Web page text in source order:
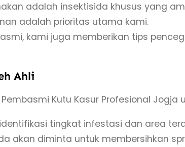
adalah insektisida khusus yang
adalah prioritas utama kami.
kami juga memberikan tips
Ahli
Kutu Kasur Profesional Jogja
tingkat infestasi dan area
akan diminta untuk membersihkan